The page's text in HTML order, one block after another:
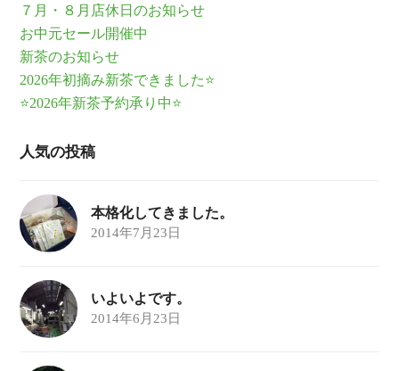
７月・８月店休日のお知らせ
お中元セール開催中
新茶のお知らせ
2026年初摘み新茶できました⭐
⭐2026年新茶予約承り中⭐
人気の投稿
本格化してきました。
2014年7月23日
いよいよです。
2014年6月23日